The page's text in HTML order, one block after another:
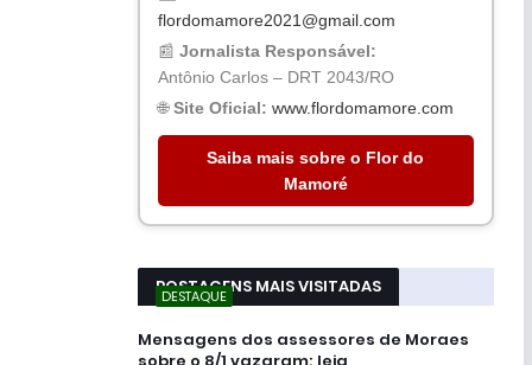
flordomamore2021@gmail.com
📰 Jornalista Responsável:
Antônio Carlos – DRT 2043/RO
🌐Site Oficial: www.flordomamore.com
Saiba mais sobre o Flor do
Mamoré
POSTAGENS MAIS VISITADAS
DESTAQUE
Mensagens dos assessores de Moraes
sobre o 8/1 vazaram; leia